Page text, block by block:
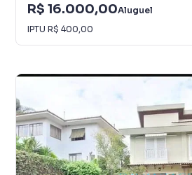
R$ 16.000,00Aluguel
IPTU R$ 400,00